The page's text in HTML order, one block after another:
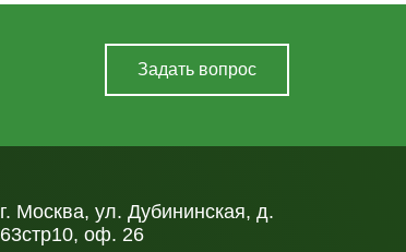
Задать вопрос
г. Москва, ул. Дубининская, д.
63стр10, оф. 26